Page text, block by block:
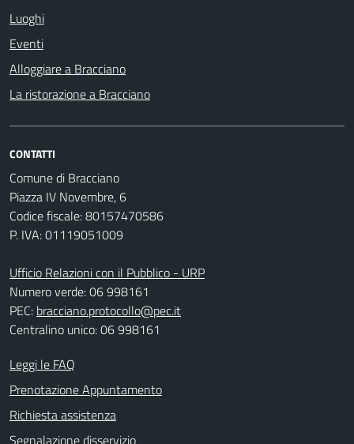
Luoghi
Eventi
Alloggiare a Bracciano
La ristorazione a Bracciano
CONTATTI
Comune di Bracciano
Piazza IV Novembre, 6
Codice fiscale: 80157470586
P. IVA: 01119051009
Ufficio Relazioni con il Pubblico - URP
Numero verde: 06 998161
PEC: bracciano.protocollo@pec.it
Centralino unico: 06 998161
Leggi le FAQ
Prenotazione Appuntamento
Richiesta assistenza
Segnalazione disservizio